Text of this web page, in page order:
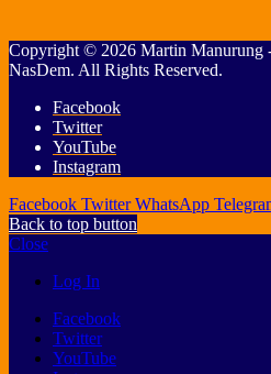
Copyright © 2026 Martin Manurung
NasDem. All Rights Reserved.
Facebook
Twitter
YouTube
Instagram
Facebook Twitter WhatsApp
Back to top button
Close
Log In
Facebook
Twitter
YouTube